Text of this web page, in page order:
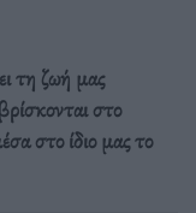
τη ζωή μας
στο
στο ίδιο μας το